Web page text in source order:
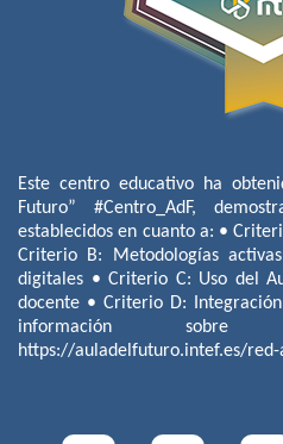
Este centro educativo ha
Futuro” #Centro_AdF,
establecidos en cuanto a: •
Criterio B: Metodologías
digitales • Criterio C: Uso del
docente • Criterio D:
información sobre
https://auladelfuturo.intef.es/